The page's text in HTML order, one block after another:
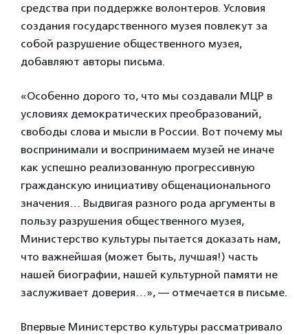
средства при поддержке волонтеров. Условия
создания государственного музея повлекут за
собой разрушение общественного музея,
добавляют авторы письма.
«Особенно дорого то, что мы создавали МЦР в
условиях демократических преобразований,
свободы слова и мысли в России. Вот почему мы
воспринимали и воспринимаем музей не иначе
как успешно реализованную прогрессивную
гражданскую инициативу общенационального
значения… Выдвигая разного рода аргументы в
пользу разрушения общественного музея,
Министерство культуры пытается доказать нам,
что важнейшая (может быть, лучшая!) часть
нашей биографии, нашей культурной памяти не
заслуживает доверия…», — отмечается в письме.
Впервые Министерство культуры рассматривало